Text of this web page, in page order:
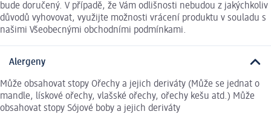
bude doručený. V případě, že Vám odlišnosti nebudou z jakýchkoliv
důvodů vyhovovat, využijte možnosti vrácení produktu v souladu s
našimi Všeobecnými obchodními podmínkami.
Alergeny
Může obsahovat stopy Ořechy a jejich deriváty (Může se jednat o
mandle, lískové ořechy, vlašské ořechy, ořechy kešu atd.) Může
obsahovat stopy Sójové boby a jejich deriváty